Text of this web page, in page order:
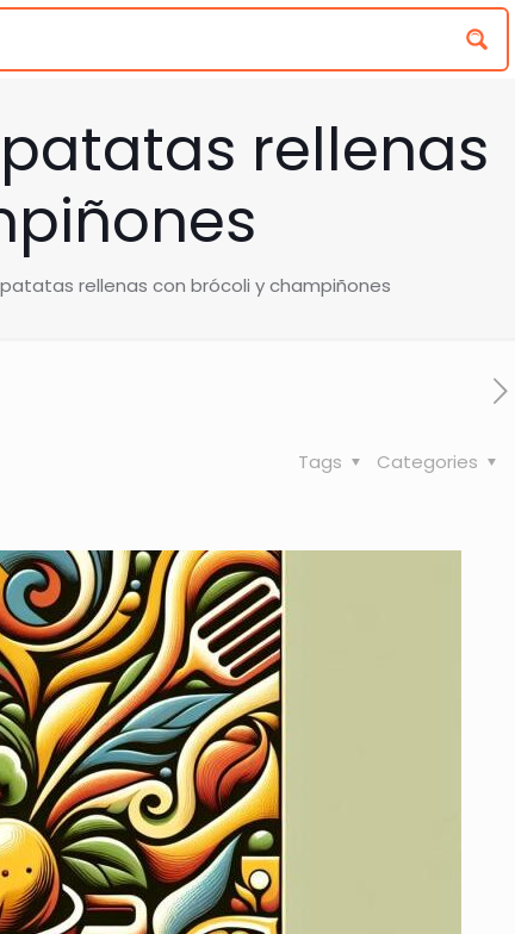
rellenas
rellenas con brócoli y champiñones
Categories
Tags